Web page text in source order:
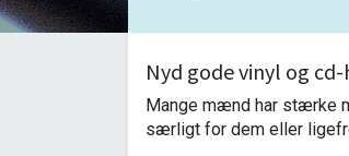
Nyd gode vinyl og
Mange mænd har stærke
særligt for dem eller